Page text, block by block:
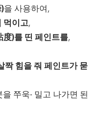
을 사용하여,
먹이고,
度)를 띤 페인트를,
짝 힘을 줘 페인트가 묻
을 쭈욱- 밀고 나가면 된